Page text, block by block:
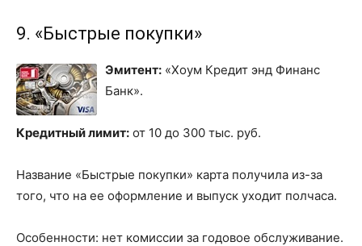
9. «Быстрые покупки»
Эмитент: «Хоум Кредит энд Финанс
Банк».
Кредитный лимит: от 10 до 300 тыс. руб.
Название «Быстрые покупки» карта получила из-за
того, что на ее оформление и выпуск уходит полчаса.
Особенности: нет комиссии за годовое обслуживание.